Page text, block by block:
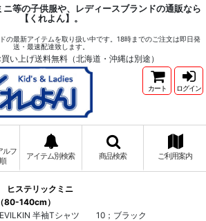
等の子供服や、レディースブランドの通販なら
【くれよん】。
の最新アイテムを取り扱い中です。18時までのご注文は即日発
送・最速配達致します。
い上げ送料無料（北海道・沖縄は別途）
カート ログイン
ルフ
アイテム別検索 商品検索 ご利用案内
ステリックミニ
80-140cm）
半袖Tシャツ 10；ブラック